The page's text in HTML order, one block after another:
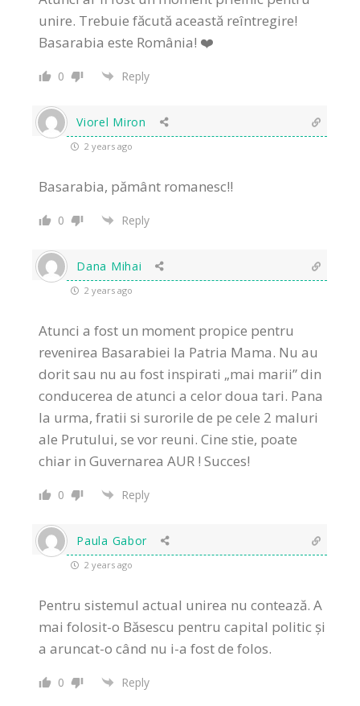
unire. Trebuie făcută această reîntregire!
Basarabia este România! ❤️
0 Reply
Viorel Miron
2 years ago
Basarabia, pământ romanesc!!
0 Reply
Dana Mihai
2 years ago
Atunci a fost un moment propice pentru
revenirea Basarabiei la Patria Mama. Nu au
dorit sau nu au fost inspirati „mai marii” din
conducerea de atunci a celor doua tari. Pana
la urma, fratii si surorile de pe cele 2 maluri
ale Prutului, se vor reuni. Cine stie, poate
chiar in Guvernarea AUR ! Succes!
0 Reply
Paula Gabor
2 years ago
Pentru sistemul actual unirea nu contează. A
mai folosit-o Băsescu pentru capital politic și
a aruncat-o când nu i-a fost de folos.
0 Reply